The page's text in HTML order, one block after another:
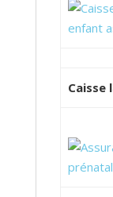
Caisse